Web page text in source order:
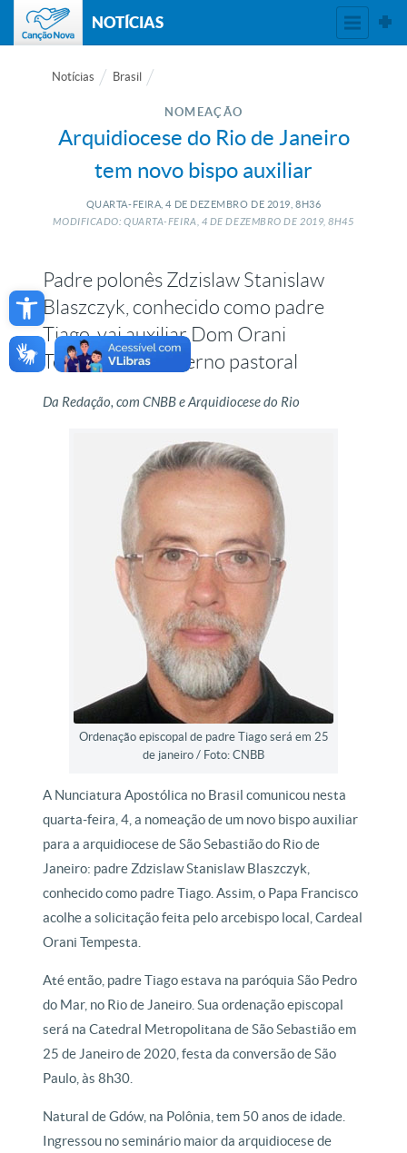
Open toolbar
NOTÍCIAS
Notícias Brasil
NOMEAÇÃO
Arquidiocese do Rio de Janeiro
tem novo bispo auxiliar
QUARTA-FEIRA, 4 DE DEZEMBRO DE 2019, 8H36
MODIFICADO: QUARTA-FEIRA, 4 DEDEZEMBRO DE2019, 8H45
Padre polonês Zdzislaw Stanislaw
Blaszczyk, conhecido como padre
Tiago, vai auxiliar Dom Orani
Tempesta no governo pastoral
Da Redação, com CNBB e Arquidiocese do Rio
Ordenação episcopal de padre Tiago será em 25
de janeiro / Foto: CNBB
A Nunciatura Apostólica no Brasil comunicou nesta
quarta-feira, 4, a nomeação de um novo bispo auxiliar
para a arquidiocese de São Sebastião do Rio de
Janeiro: padre Zdzislaw Stanislaw Blaszczyk,
conhecido como padre Tiago. Assim, o Papa Francisco
acolhe a solicitação feita pelo arcebispo local, Cardeal
Orani Tempesta.
Até então, padre Tiago estava na paróquia São Pedro
do Mar, no Rio de Janeiro. Sua ordenação episcopal
será na Catedral Metropolitana de São Sebastião em
25 de Janeiro de 2020, festa da conversão de São
Paulo, às 8h30.
Natural de Gdów, na Polônia, tem 50 anos de idade.
Ingressou no seminário maior da arquidiocese de